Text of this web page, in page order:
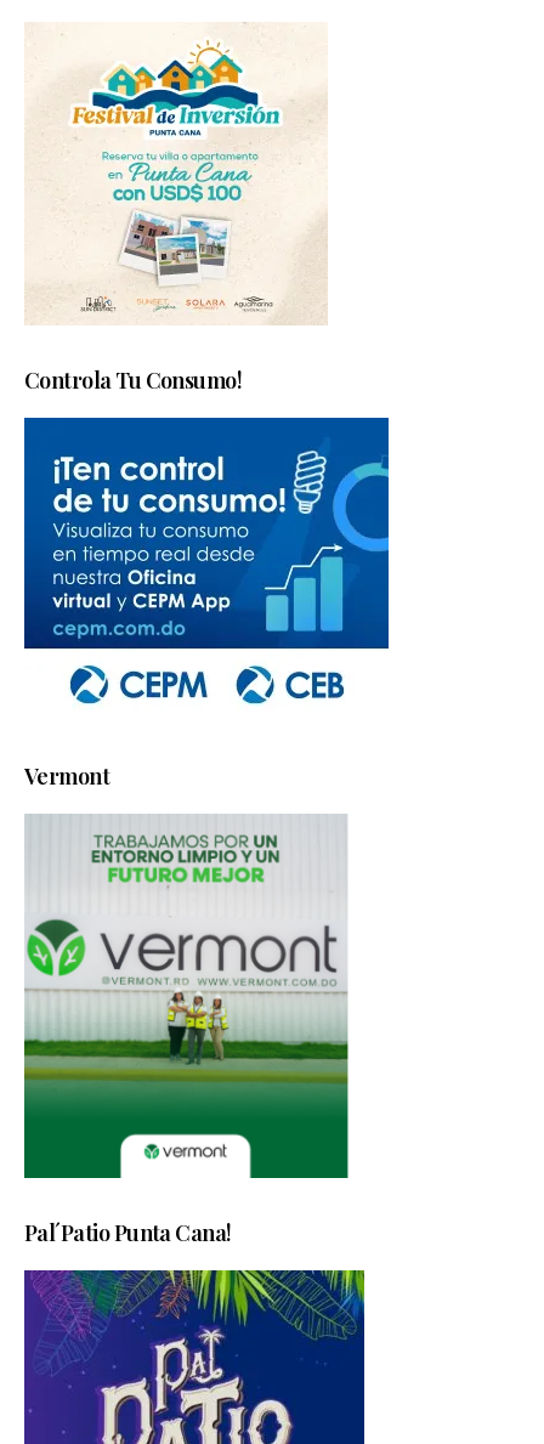
Controla Tu Consumo!
Vermont
Pal´Patio Punta Cana!